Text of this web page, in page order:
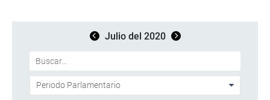
Julio del 2020